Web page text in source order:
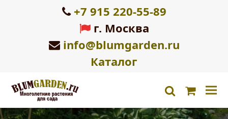
+7 915 220-55-89
г. Москва
info@blumgarden.ru
Каталог
search